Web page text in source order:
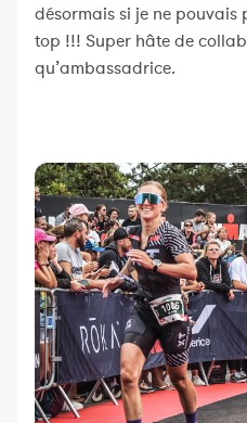
désormais si je ne pouvais
top !!! Super hâte de
qu’ambassadrice.